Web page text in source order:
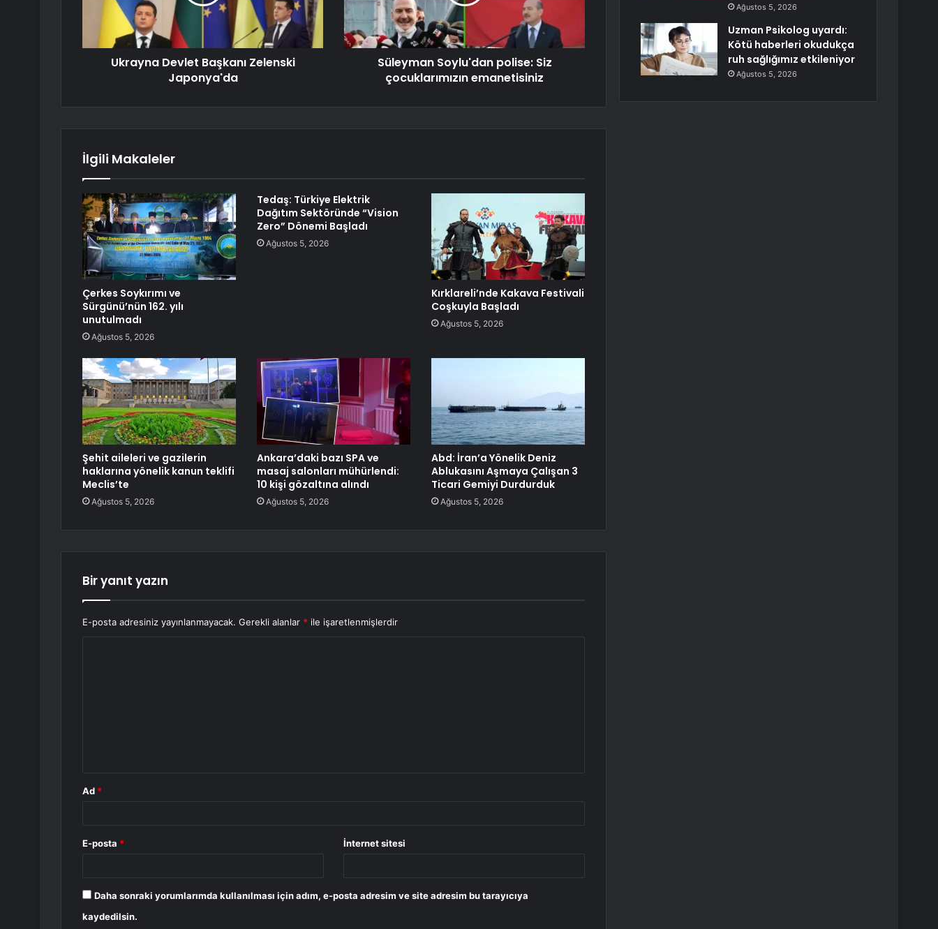
Ukrayna Devlet Başkanı Zelenski
Japonya'da
Süleyman Soylu'dan polise: Siz
çocuklarımızın emanetisiniz
İlgili Makaleler
Çerkes Soykırımı ve
Sürgünü’nün 162. yılı
unutulmadı
Ağustos 5, 2026
Tedaş: Türkiye Elektrik
Dağıtım Sektöründe “Vision
Zero” Dönemi Başladı
Ağustos 5, 2026
Kırklareli’nde Kakava Festivali
Coşkuyla Başladı
Ağustos 5, 2026
Şehit aileleri ve gazilerin
haklarına yönelik kanun teklifi
Meclis’te
Ağustos 5, 2026
Ankara’daki bazı SPA ve
masaj salonları mühürlendi:
10 kişi gözaltına alındı
Ağustos 5, 2026
Abd: İran’a Yönelik Deniz
Ablukasını Aşmaya Çalışan 3
Ticari Gemiyi Durdurduk
Ağustos 5, 2026
Bir yanıt yazın
E-posta adresiniz yayınlanmayacak. Gerekli alanlar * ile işaretlenmişlerdir
Ad *
E-posta * İnternet sitesi
Daha sonraki yorumlarımda kullanılması için adım, e-posta adresim ve site adresim bu tarayıcıya
kaydedilsin.
Ağustos 5, 2026
Uzman Psikolog uyardı:
Kötü haberleri okudukça
ruh sağlığımız etkileniyor
Ağustos 5, 2026